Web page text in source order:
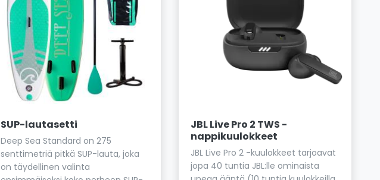
SUP-lautasetti
Deep Sea Standard on 275
senttimetriä pitkä SUP-lauta, joka
on täydellinen valinta
JBL Live Pro 2 TWS -
nappikuulokkeet
JBL Live Pro 2 -kuulokkeet tarjoavat
jopa 40 tuntia JBL:lle ominaista